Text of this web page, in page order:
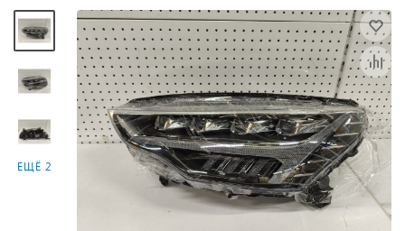
ЕЩЁ 2